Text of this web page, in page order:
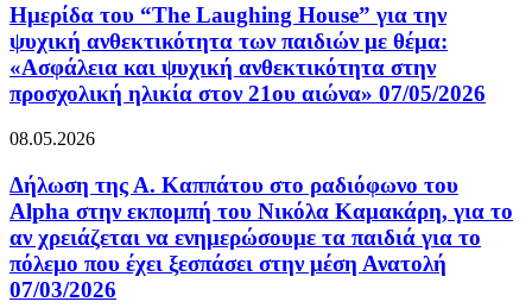
Ημερίδα του “The Laughing House” για την
ψυχική ανθεκτικότητα των παιδιών με θέμα:
«Ασφάλεια και ψυχική ανθεκτικότητα στην
προσχολική ηλικία στον 21ου αιώνα» 07/05/2026
08.05.2026
Δήλωση της Α. Καππάτου στο ραδιόφωνο του
Alpha στην εκπομπή του Νικόλα Καμακάρη, για το
αν χρειάζεται να ενημερώσουμε τα παιδιά για το
πόλεμο που έχει ξεσπάσει στην μέση Ανατολή
07/03/2026